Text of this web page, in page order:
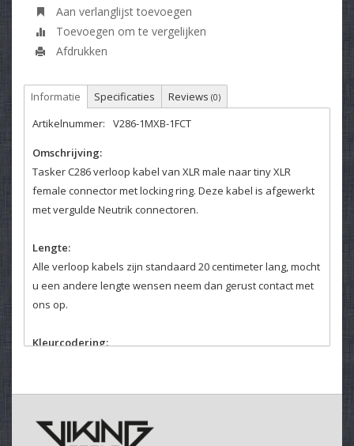
Aan verlanglijst toevoegen
Toevoegen om te vergelijken
Afdrukken
Informatie Specificaties Reviews (0)
Artikelnummer: V286-1MXB-1FCT
Omschrijving:
Tasker C286 verloop kabel van XLR male naar tiny XLR
female connector met locking ring. Deze kabel is afgewerkt
met vergulde Neutrik connectoren.
Lengte:
Alle verloop kabels zijn standaard 20 centimeter lang, mocht
u een andere lengte wensen neem dan gerust contact met
ons op.
Kleurcodering:
enkel op de male connector aangebracht tenzij anders
gewenst.